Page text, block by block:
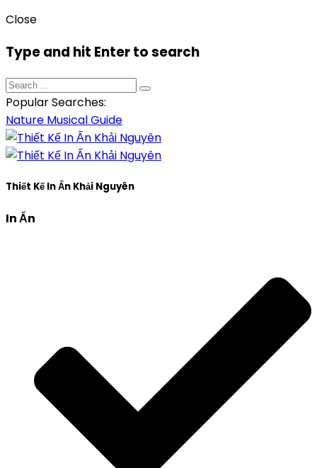
Close
Type and hit Enter to search
Popular Searches:
Nature MusicalGuide
Thiết Kế In Ấn Khải Nguyên
In Ấn